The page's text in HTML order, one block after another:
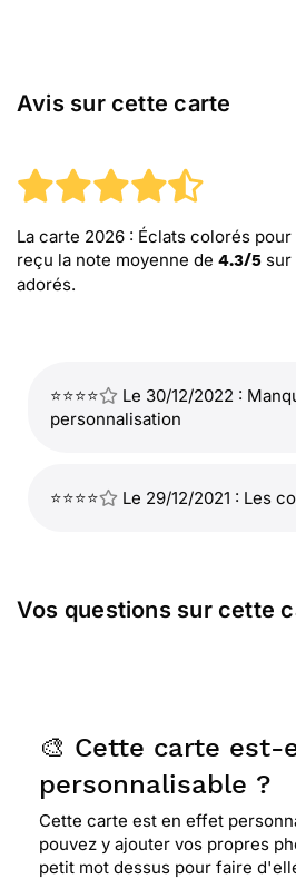
Avis sur cette carte
La carte 2026 : Éclats colorés
reçu la note moyenne de 4.3/5 sur
adorés.
⭐⭐⭐⭐
Le 30/12/2022 :
personnalisation
⭐⭐⭐⭐ Le 29/12/2021 : Les
Vos questions sur cette
🎨 Cette carte est-
personnalisable ?
Cette carte est en effet
pouvez y ajouter vos propres
petit mot dessus pour faire